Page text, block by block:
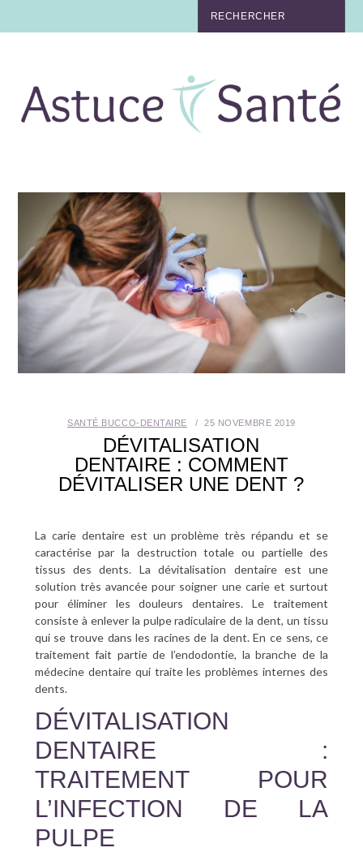
TABAC
NUTRITION
MÉDECINE
MÉDECINE DOUCE
BIEN-ÊTRE
SEXUALITÉSANTÉ BUCCO-DENTAIRE 25 NOVEMBRE 2019
DÉVITALISATION
DENTAIRE : COMMENT
DÉVITALISER UNE DENT ?
La carie dentaire est un problème très répandu et se
caractérise par la destruction totale ou partielle des
tissus des dents. La dévitalisation dentaire est une
solution très avancée pour soigner une carie et surtout
pour éliminer les douleurs dentaires. Le traitement
consiste à enlever la pulpe radiculaire de la dent, un tissu
qui se trouve dans les racines de la dent. En ce sens, ce
traitement fait partie de l’endodontie, la branche de la
médecine dentaire qui traite les problèmes internes des
dents.
DÉVITALISATION
DENTAIRE :
TRAITEMENT POUR
L’INFECTION DE LA
PULPE